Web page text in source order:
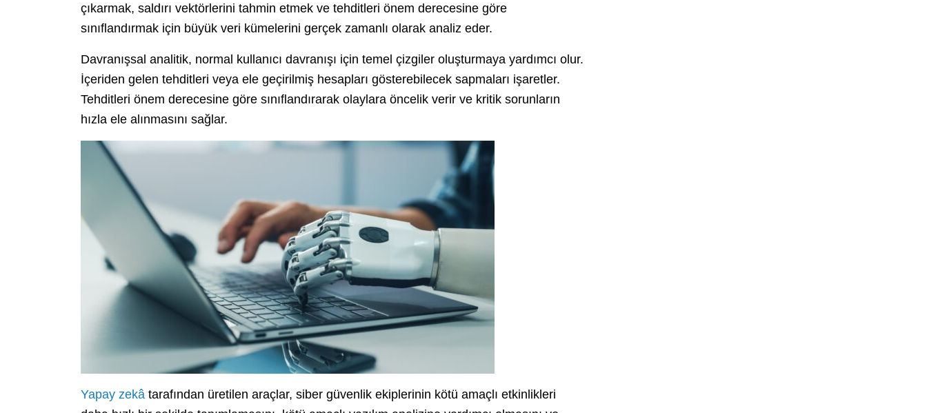
çıkarmak, saldırı vektörlerini tahmin etmek ve tehditleri önem derecesine göre
sınıflandırmak için büyük veri kümelerini gerçek zamanlı olarak analiz eder.
Davranışsal analitik, normal kullanıcı davranışı için temel çizgiler oluşturmaya yardımcı olur.
İçeriden gelen tehditleri veya ele geçirilmiş hesapları gösterebilecek sapmaları işaretler.
Tehditleri önem derecesine göre sınıflandırarak olaylara öncelik verir ve kritik sorunların
hızla ele alınmasını sağlar.
Yapay zekâ tarafından üretilen araçlar, siber güvenlik ekiplerinin kötü amaçlı etkinlikleri